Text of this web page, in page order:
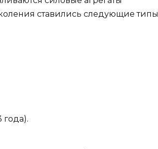
ставились следующие типы
года).